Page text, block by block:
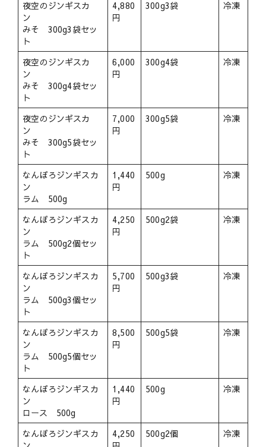
夜空のジンギスカ
ン
みそ 300g3袋セッ
ト
4,880
円
300g3袋 冷凍
夜空のジンギスカ
ン
みそ 300g4袋セッ
ト
6,000
円
300g4袋 冷凍
夜空のジンギスカ
ン
みそ 300g5袋セッ
ト
7,000
円
300g5袋 冷凍
なんぽろジンギスカ
ン
ラム 500g
1,440
円
500g 冷凍
なんぽろジンギスカ
ン
ラム 500g2個セッ
ト
4,250
円
500g2袋 冷凍
なんぽろジンギスカ
ン
ラム 500g3個セッ
ト
5,700
円
500g3袋 冷凍
なんぽろジンギスカ
ン
ラム 500g5個セッ
ト
8,500
円
500g5袋 冷凍
なんぽろジンギスカ
ン
ロース 500g
1,440
円
500g 冷凍
なんぽろジンギスカ
4,250
500g2個 冷凍